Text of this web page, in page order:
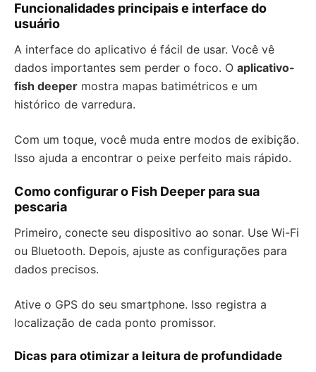
Funcionalidades principais e interface do
usuário
A interface do aplicativo é fácil de usar. Você vê
dados importantes sem perder o foco. O aplicativo-
fish deeper mostra mapas batimétricos e um
histórico de varredura.
Com um toque, você muda entre modos de exibição.
Isso ajuda a encontrar o peixe perfeito mais rápido.
Como configurar o Fish Deeper para sua
pescaria
Primeiro, conecte seu dispositivo ao sonar. Use Wi-Fi
ou Bluetooth. Depois, ajuste as configurações para
dados precisos.
Ative o GPS do seu smartphone. Isso registra a
localização de cada ponto promissor.
Dicas para otimizar a leitura de profundidade